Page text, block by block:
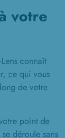
votre
connaît
ce qui vous
de votre
point de
déroule sans